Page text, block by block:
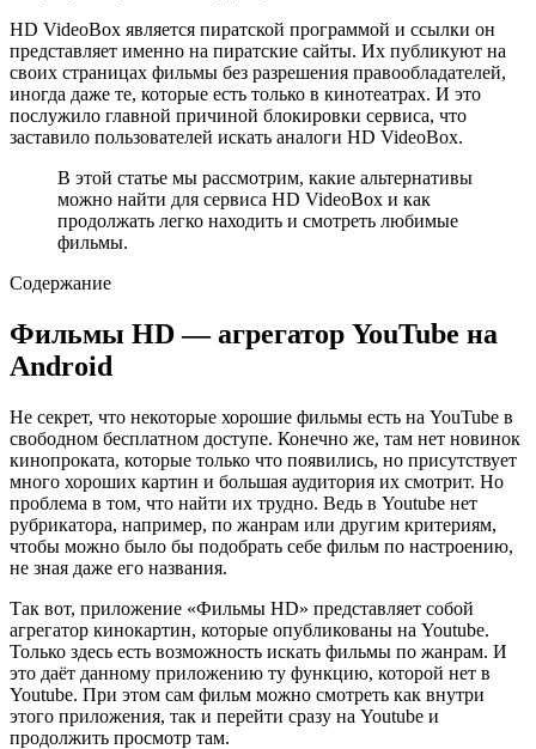
HD VideoBox является пиратской программой и ссылки он
представляет именно на пиратские сайты. Их публикуют на
своих страницах фильмы без разрешения правообладателей,
иногда даже те, которые есть только в кинотеатрах. И это
послужило главной причиной блокировки сервиса, что
заставило пользователей искать аналоги HD VideoBox.
В этой статье мы рассмотрим, какие альтернативы
можно найти для сервиса HD VideoBox и как
продолжать легко находить и смотреть любимые
фильмы.
Содержание
Фильмы HD — агрегатор YouTube на
Android
Не секрет, что некоторые хорошие фильмы есть на YouTube в
свободном бесплатном доступе. Конечно же, там нет новинок
кинопроката, которые только что появились, но присутствует
много хороших картин и большая аудитория их смотрит. Но
проблема в том, что найти их трудно. Ведь в Youtube нет
рубрикатора, например, по жанрам или другим критериям,
чтобы можно было бы подобрать себе фильм по настроению,
не зная даже его названия.
Так вот, приложение «Фильмы HD» представляет собой
агрегатор кинокартин, которые опубликованы на Youtube.
Только здесь есть возможность искать фильмы по жанрам. И
это даёт данному приложению ту функцию, которой нет в
Youtube. При этом сам фильм можно смотреть как внутри
этого приложения, так и перейти сразу на Youtube и
продолжить просмотр там.